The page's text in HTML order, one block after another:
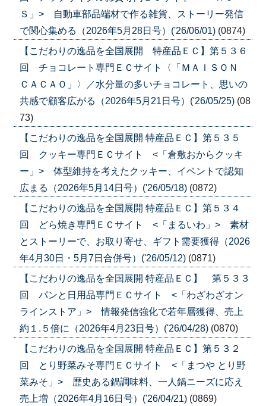
Ｓ」> 自動車部品端材で作る雑貨、ストーリー発信
で関心集める（2026年5月28日号）('26/06/01) (0874)
【こだわりの逸品を全国展開 特産品ＥＣ】第５３６
回 チョコレート専門ＥＣサイト〈「ＭＡＩＳＯＮ
ＣＡＣＡＯ」〉／水分量の多いチョコレート、思いの
共感で顧客広がる（2026年5月21日号）('26/05/25) (08
73)
【こだわりの逸品を全国展開 特産品ＥＣ】第５３５
回 クッキー専門ＥＣサイト <「倉敷おからクッキ
ー」> 体型維持を考えたクッキー、イベントで認知
広まる（2026年5月14日号）('26/05/18) (0872)
【こだわりの逸品を全国展開 特産品ＥＣ】第５３４
回 どら焼き専門ＥＣサイト <「まるいわ」> 素材
とストーリーで、お取り寄せ、ギフト需要獲得（2026
年4月30日・5月7日合併号）('26/05/12) (0871)
【こだわりの逸品を全国展開 特産品ＥＣ】 第５３３
回 パンと日用品専門ＥＣサイト <「わざわざオン
ラインストア」> 情報発信強化で若年層獲得、売上
約１.５倍に（2026年4月23日号）('26/04/28) (0870)
【こだわりの逸品を全国展開 特産品ＥＣ】第５３２
回 とり野菜みそ専門ＥＣサイト <「まつや とり野
菜みそ」> 歴史ある鍋調味料、一人鍋ニーズに応え
売上増（2026年4月16日号）('26/04/21) (0869)